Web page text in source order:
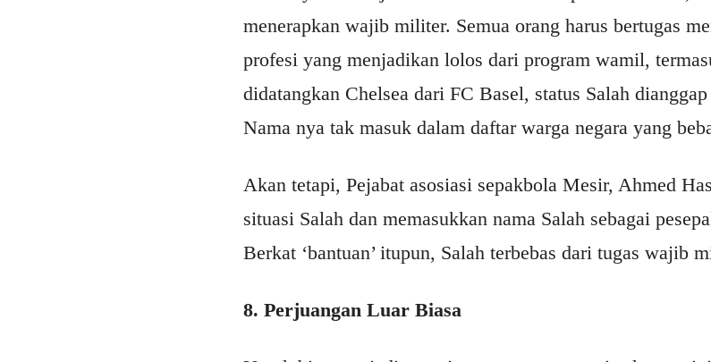
menerapkan wajib militer. Semua orang harus bertugas
profesi yang menjadikan lolos dari program wamil,
didatangkan Chelsea dari FC Basel, status Salah
Nama nya tak masuk dalam daftar warga negara yang
Akan tetapi, Pejabat asosiasi sepakbola Mesir, Ahmed
situasi Salah dan memasukkan nama Salah sebagai
Berkat ‘bantuan’ itupun, Salah terbebas dari tugas wajib
8. Perjuangan Luar Biasa